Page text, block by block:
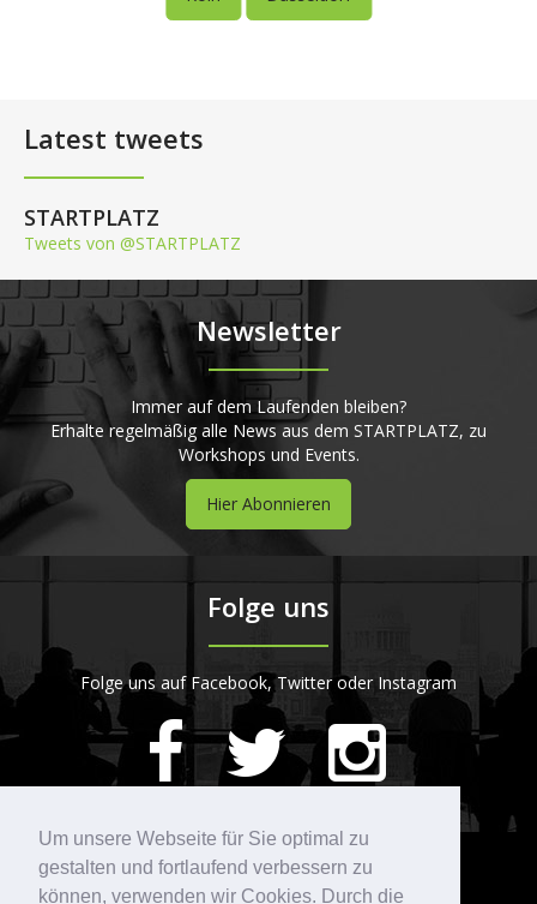
Um unsere Webseite für Sie optimal zu
gestalten und fortlaufend verbessern zu
können, verwenden wir Cookies. Durch die
Latest tweets
STARTPLATZ
Tweets von @STARTPLATZ
Newsletter
Immer auf dem Laufenden bleiben?
Erhalte regelmäßig alle News aus dem STARTPLATZ, zu
Workshops und Events.
Hier Abonnieren
Folge uns
Folge uns auf Facebook, Twitter oder Instagram
STARTPLATZ
420Bewertungen auf ProvenExpert.com
Kontakt